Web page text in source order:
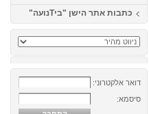
כתבות אתר הישן "ביTנועה"
דואר אלקטרוני:
סיסמא: